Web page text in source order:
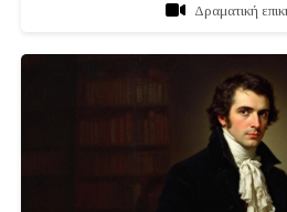
Δραματική